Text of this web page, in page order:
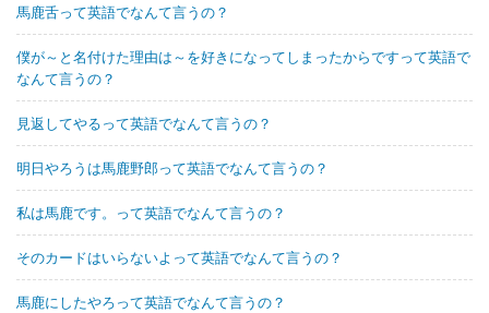
馬鹿舌って英語でなんて言うの？
僕が～と名付けた理由は～を好きになってしまったからですって英語で
なんて言うの？
見返してやるって英語でなんて言うの？
明日やろうは馬鹿野郎って英語でなんて言うの？
私は馬鹿です。って英語でなんて言うの？
そのカードはいらないよって英語でなんて言うの？
馬鹿にしたやろって英語でなんて言うの？